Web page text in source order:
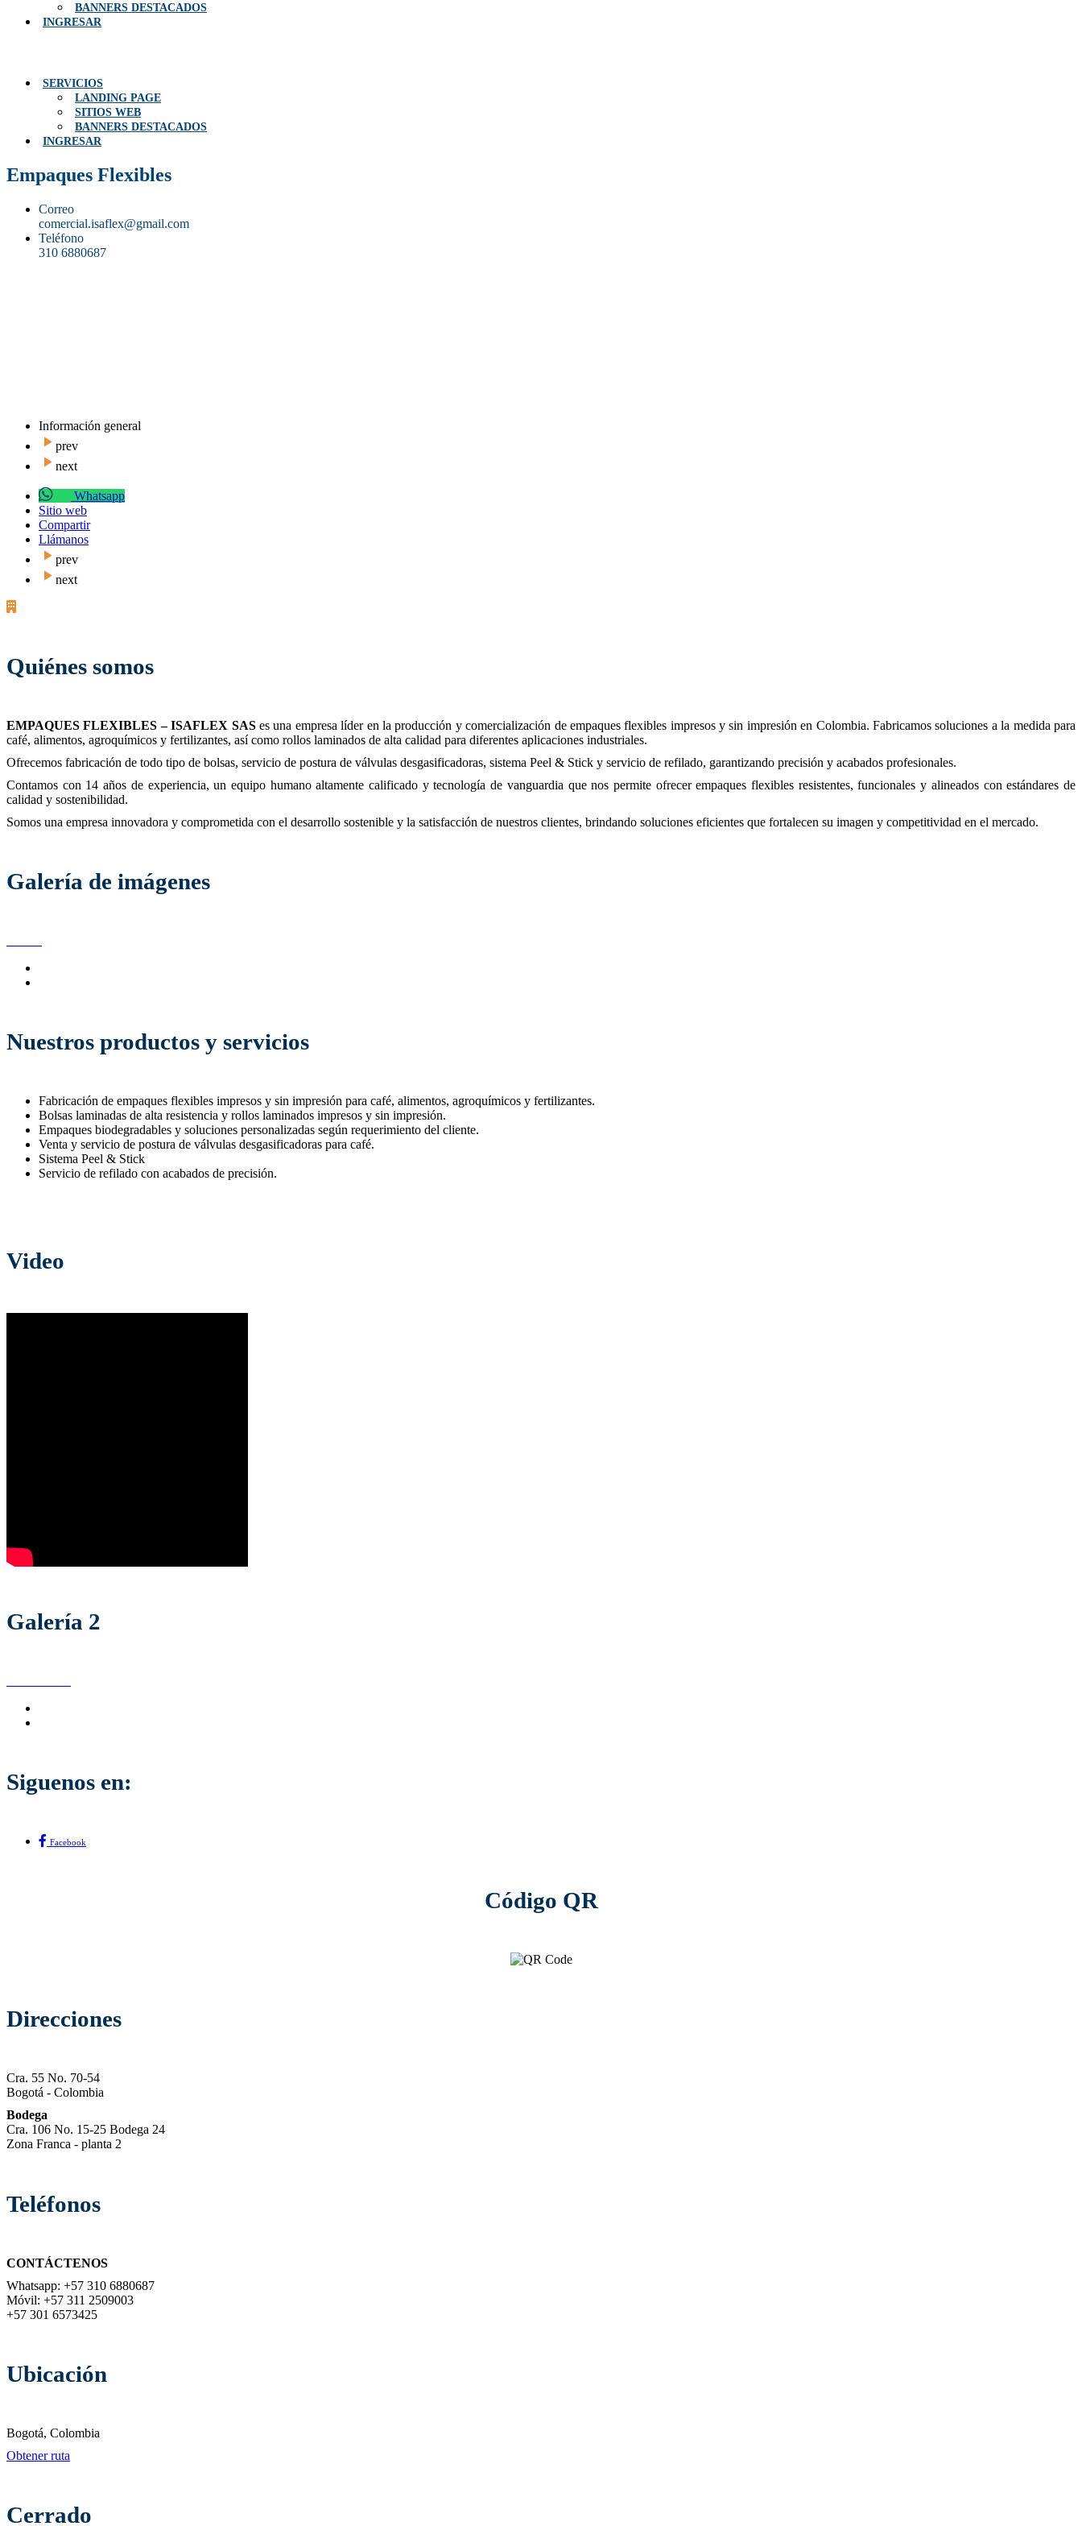
BANNERS DESTACADOS
INGRESAR
SERVICIOS
LANDING PAGE
SITIOS WEB
BANNERS DESTACADOS
INGRESAR
Empaques Flexibles
Correo
comercial.isaflex@gmail.com
Teléfono
310 6880687
Información general
prev
next
Whatsapp
Sitio web
Compartir
Llámanos
prev
next
Quiénes somos
EMPAQUES FLEXIBLES – ISAFLEX SASes una empresa líder en la producción y comercialización de empaques flexibles impresos y sin impresión en Colombia. Fabricamos soluciones a la medida para
café, alimentos, agroquímicos y fertilizantes, así como rollos laminados de alta calidad para diferentes aplicaciones industriales.
Ofrecemos fabricación de todo tipo de bolsas, servicio de postura de válvulas desgasificadoras, sistema Peel & Stick y servicio de refilado, garantizando precisión y acabados profesionales.
Contamos con 14 años de experiencia, un equipo humano altamente calificado y tecnología de vanguardia que nos permite ofrecer empaques flexibles resistentes, funcionales y alineados con estándares de
calidad y sostenibilidad.
Somos una empresa innovadora y comprometida con el desarrollo sostenible y la satisfacción de nuestros clientes, brindando soluciones eficientes que fortalecen su imagen y competitividad en el mercado.
Galería de imágenes
Nuestros productos y servicios
Fabricación de empaques flexibles impresos y sin impresión para café, alimentos, agroquímicos y fertilizantes.
Bolsas laminadas de alta resistencia y rollos laminados impresos y sin impresión.
Empaques biodegradables y soluciones personalizadas según requerimiento del cliente.
Venta y servicio de postura de válvulas desgasificadoras para café.
Sistema Peel & Stick
Servicio de refilado con acabados de precisión.
Video
Galería 2
Siguenos en:
Facebook
Código QR
Direcciones
Cra. 55 No. 70-54
Bogotá - Colombia
Bodega
Cra. 106 No. 15-25 Bodega 24
Zona Franca - planta 2
Teléfonos
CONTÁCTENOS
Whatsapp: +57 310 6880687
Móvil: +57 311 2509003
+57 301 6573425
Ubicación
Bogotá, Colombia
Obtener ruta
Cerrado